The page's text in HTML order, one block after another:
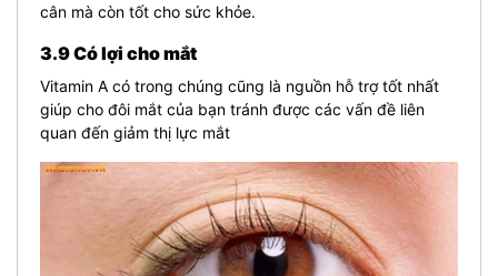
cân mà còn tốt cho sức khỏe.
3.9 Có lợi cho mắt
Vitamin A có trong chúng cũng là nguồn hỗ trợ tốt nhất
giúp cho đôi mắt của bạn tránh được các vấn đề liên
quan đến giảm thị lực mắt